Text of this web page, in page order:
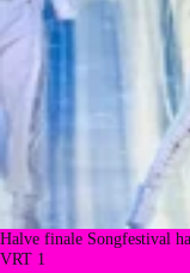
Halve finale Songfestival
VRT 1